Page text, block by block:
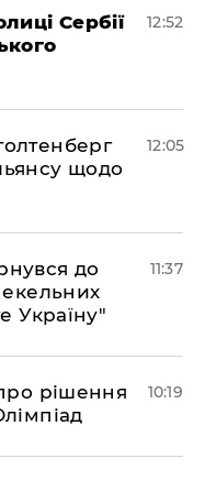
Сербії
12:52
щодо
12:05
до
Україну"
11:37
рішення
10:19